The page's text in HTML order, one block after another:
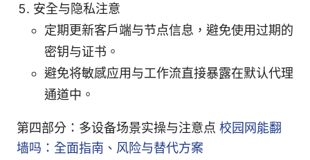
安全与隐私注意
定期更新客户端与节点信息，避免使用过期的
密钥与证书。
避免将敏感应用与工作流直接暴露在默认代理
通道中。
第四部分：多设备场景实操与注意点 校园网能翻
墙吗：全面指南、风险与替代方案